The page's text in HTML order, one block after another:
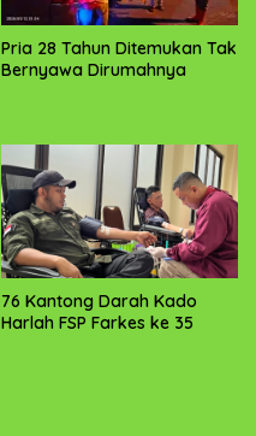
Pria 28 Tahun Ditemukan Tak
Bernyawa Dirumahnya
76 Kantong Darah Kado
Harlah FSP Farkes ke 35